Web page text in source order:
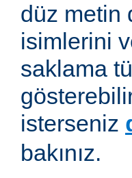
düz metin
isimlerini
saklama
isterseniz
bakınız.